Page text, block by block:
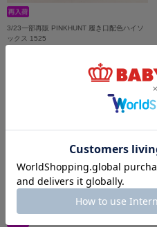
3/23一部再販 PINKHUNT 履き口配色ハイソ
ックス 1525